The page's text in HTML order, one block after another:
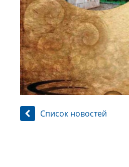
Список новостей